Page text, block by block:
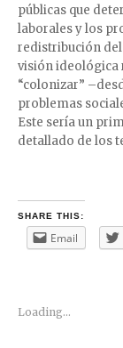
públicas que
laborales y los
redistribución
visión ideológica
“colonizar”
problemas
Este sería un
detallado de los
SHARE THIS:
Email
Loading...